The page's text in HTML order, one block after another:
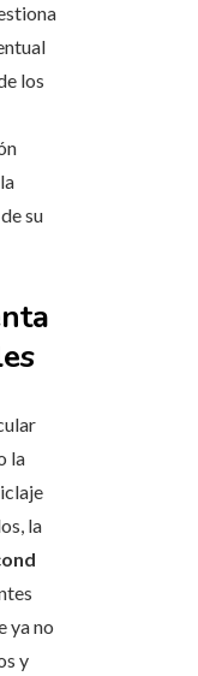
los
su
la
la
ya no
y